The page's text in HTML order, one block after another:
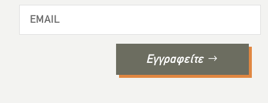
Εγγραφείτε